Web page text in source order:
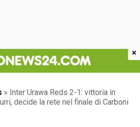
» Inter Urawa Reds 2-1: vittoria in
decide la rete nel finale di Carboni
×